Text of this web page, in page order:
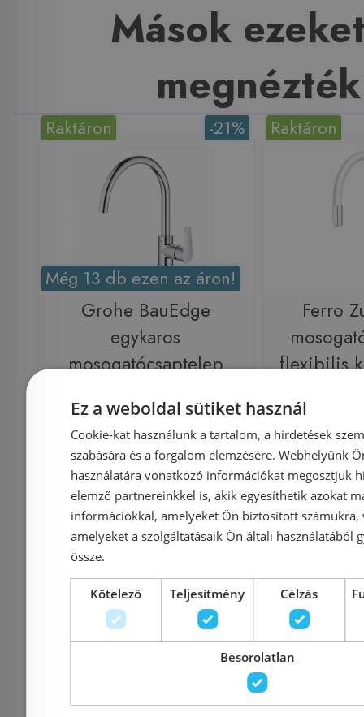
Mások
megnézték
-21%
Raktáron
Még 13 db ezen az áron!
Grohe BauEdge
egykaros
mosogatócsaptelep
Azonosító: 179657
Cikkszám: 31367001
34 306 Ft27 180 Ft
Kosárba
Raktáron
Ferro
flexibilis
22 600 Ft
-16%
Raktáron Rendelésre
Ez a weboldal sütiket használ
Cookie-kat használunk a tartalom, a hirdetések
szabására és a forgalom elemzésére. Webhelyünk
használatára vonatkozó információkat megosztjuk
elemző partnereinkkel is, akik egyesíthetik azokat
információkkal, amelyeket Ön biztosított számukra,
amelyeket a szolgáltatásaik Ön általi használatából
össze.
Kötelező Teljesítmény Célzás
Besorolatlan